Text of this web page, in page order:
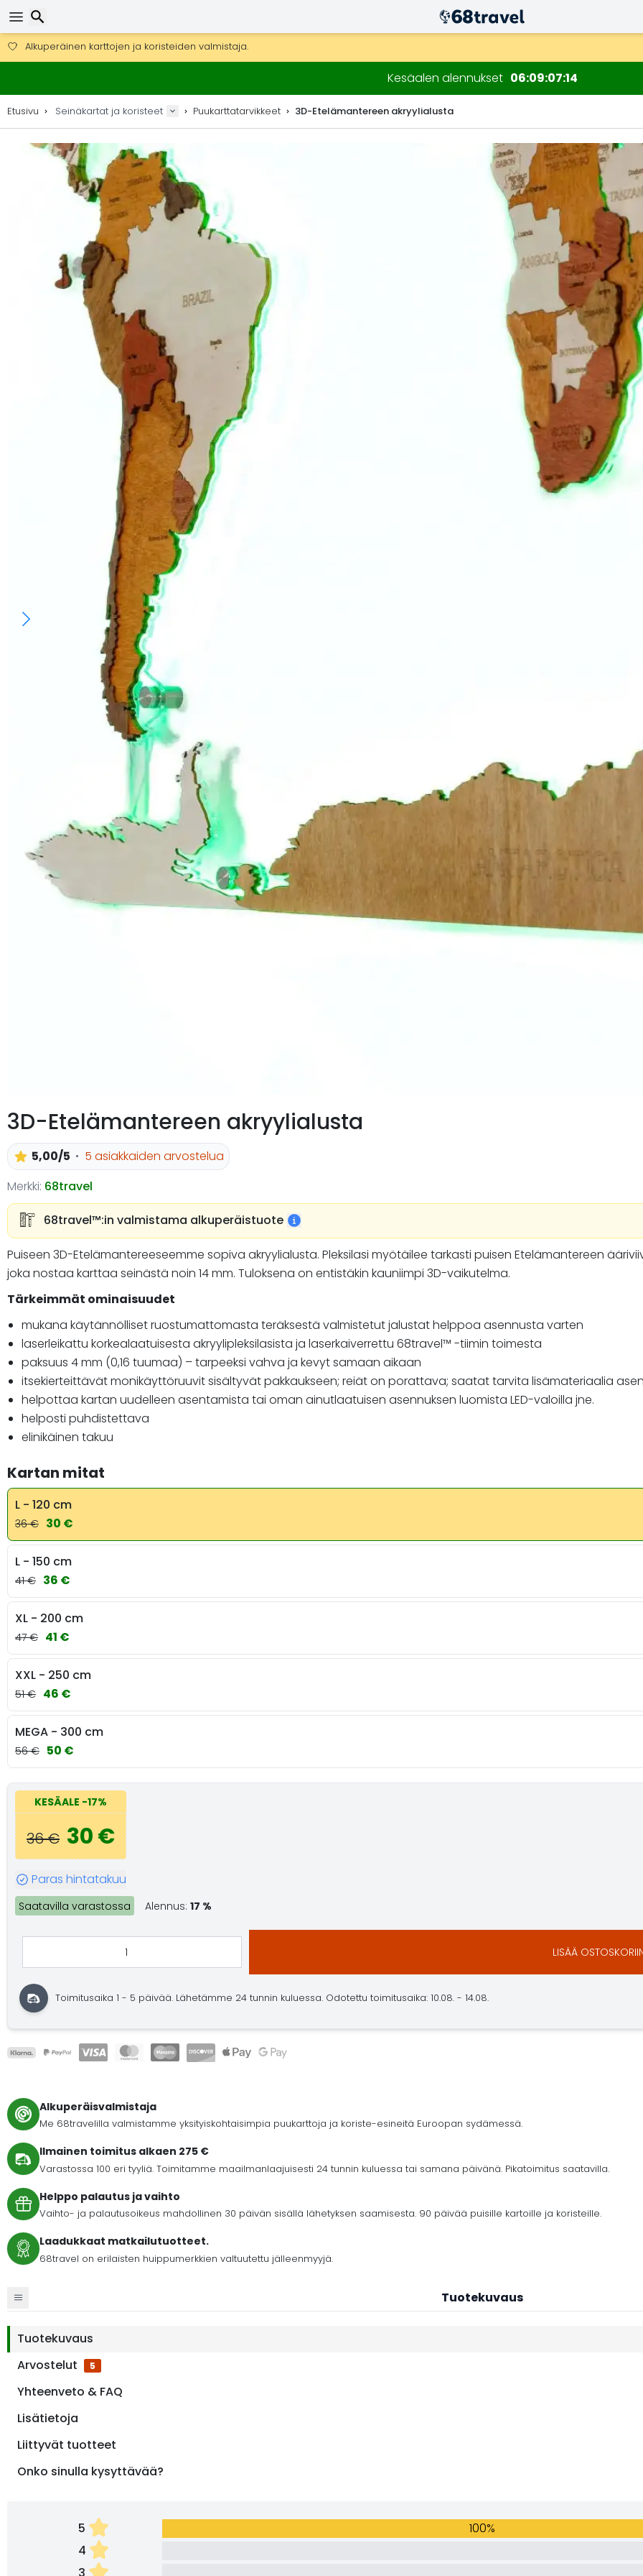
Ilmainen toimitus yli 275 € tilauksiin.
Mahdollisuus lähettää DHL Express -lähetyksenä (toimitus 24 tunnin kuluessa)
Kesäalen alennukset 06 09 07 13
Etusivu Seinäkartat ja koristeet Puukarttatarvikkeet 3D-Etelämantereen akryylialusta
3D-Etelämantereen akryylialusta
5,00/5
5 asiakkaiden arvostelua
Merkki: 68travel
68travel™️:in valmistama alkuperäistuote
Puiseen 3D-Etelämantereeseemme sopiva akryylialusta. Pleksilasi myötäilee tarkasti puisen Etelämantereen
joka nostaa karttaa seinästä noin 14 mm. Tuloksena on entistäkin kauniimpi 3D-vaikutelma.
Tärkeimmät ominaisuudet
mukana käytännölliset ruostumattomasta teräksestä valmistetut jalustat helppoa asennusta varten
laserleikattu korkealaatuisesta akryylipleksilasista ja laserkaiverrettu 68travel™️ -tiimin toimesta
paksuus 4 mm (0,16 tuumaa) – tarpeeksi vahva ja kevyt samaan aikaan
itsekierteittävät monikäyttöruuvit sisältyvät pakkaukseen; reiät on porattava; saatat tarvita lisämateriaalia
helpottaa kartan uudelleen asentamista tai oman ainutlaatuisen asennuksen luomista LED-valoilla jne.
helposti puhdistettava
elinikäinen takuu
Kartan mitat
L - 120 cm
36 € 30 €
L - 150 cm
41 € 36 €
XL - 200 cm
47 € 41 €
XXL - 250 cm
51 € 46 €
MEGA - 300 cm
56 € 50 €
KESÄALE -17%
36 € 30 €
Paras hintatakuu
Saatavilla varastossa Alennus: 17 %
LISÄÄ
Toimitusaika 1 - 5 päivää. Lähetämme 24 tunnin kuluessa. Odotettu toimitusaika: 10.08. - 14.08.
Alkuperäisvalmistaja
Me 68travelilla valmistamme yksityiskohtaisimpia puukarttoja ja koriste-esineitä Euroopan sydämessä.
Ilmainen toimitus alkaen 275 €
Varastossa 100 eri tyyliä. Toimitamme maailmanlaajuisesti 24 tunnin kuluessa tai samana päivänä. Pikatoimitus saatavilla.
Helppo palautus ja vaihto
Vaihto- ja palautusoikeus mahdollinen 30 päivän sisällä lähetyksen saamisesta. 90 päivää puisille kartoille ja koristeille.
Laadukkaat matkailutuotteet.
68travel on erilaisten huippumerkkien valtuutettu jälleenmyyjä.
Tuotekuvaus
Tuotekuvaus
Arvostelut
5
Yhteenveto & FAQ
Lisätietoja
Liittyvät tuotteet
Onko sinulla kysyttävää?
5
100%
4
3
Etsi